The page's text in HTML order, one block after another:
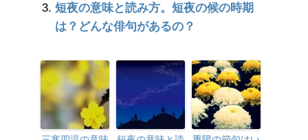
短夜の意味と読み方。短夜の候の時期
は？どんな俳句があるの？